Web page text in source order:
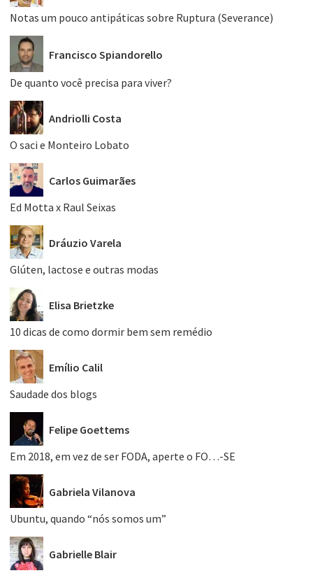
Notas um pouco antipáticas sobre Ruptura (Severance)
Francisco Spiandorello
De quanto você precisa para viver?
Andriolli Costa
O saci e Monteiro Lobato
Carlos Guimarães
Ed Motta x Raul Seixas
Dráuzio Varela
Glúten, lactose e outras modas
Elisa Brietzke
10 dicas de como dormir bem sem remédio
Emílio Calil
Saudade dos blogs
Felipe Goettems
Em 2018, em vez de ser FODA, aperte o FO…-SE
Gabriela Vilanova
Ubuntu, quando “nós somos um”
Gabrielle Blair